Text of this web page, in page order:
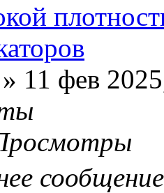
» 11 фев